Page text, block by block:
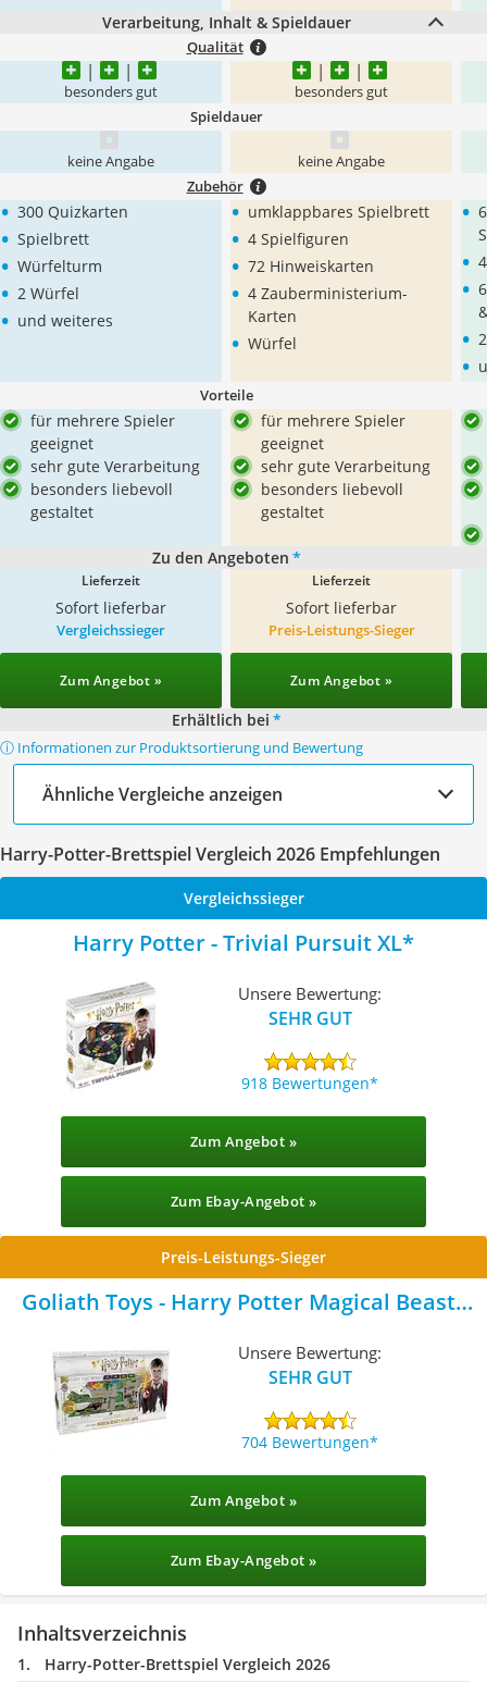
Verarbeitung, Inhalt & Spieldauer
Qualität
besonders gut besonders gut
Spieldauer
keine Angabe keine Angabe
Zubehör
• 300 Quizkarten
• Spielbrett
• Würfelturm
• 2 Würfel
• und weiteres
• umklappbares Spielbrett
• 4 Spielfiguren
• 72 Hinweiskarten
• 4 Zauberministerium-
Karten
• Würfel
•
•
•
•
•
Vorteile
für mehrere Spieler
geeignet
sehr gute Verarbeitung
besonders liebevoll
gestaltet
für mehrere Spieler
geeignet
sehr gute Verarbeitung
besonders liebevoll
gestaltet
Zu den Angeboten *
Lieferzeit
Sofort lieferbar
Lieferzeit
Sofort lieferbar
Vergleichssieger
Zum Angebot »
Preis-Leistungs-Sieger
Zum Angebot »
Erhältlich bei *
ⓘ Informationen zur Produktsortierung und Bewertung
Ähnliche Vergleiche anzeigen
Harry-Potter-Brettspiel Vergleich 2026 Empfehlungen
Vergleichssieger
Harry Potter - Trivial Pursuit XL
Unsere Bewertung:
SEHR GUT
918 Bewertungen
Zum Angebot »
Zum Ebay-Angebot »
Preis-Leistungs-Sieger
Goliath Toys - Harry Potter Magical Beasts
Unsere Bewertung:
SEHR GUT
704 Bewertungen
Zum Angebot »
Zum Ebay-Angebot »
Inhaltsverzeichnis
Harry-Potter-Brettspiel Vergleich 2026